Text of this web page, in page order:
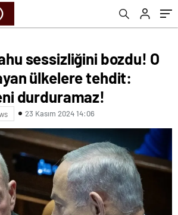
sessizliğini bozdu! O
ülkelere tehdit:
durduramaz!
23 Kasım 2024 14:06